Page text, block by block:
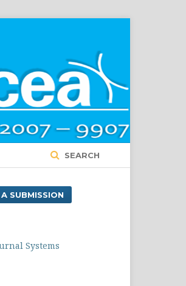
SEARCH
SUBMISSION
Systems